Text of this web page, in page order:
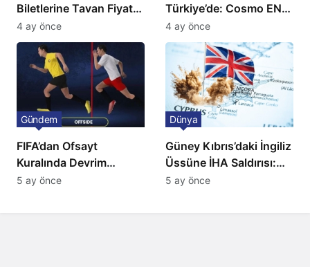
Biletlerine Tavan Fiyat:
Ulaşımda Yeni
Düzenleme
4 ay önce
Türkiye’de: Cosmo EN
ve BBC Player yayında
4 ay önce
FIFA’dan Ofsayt
Kuralında Devrim
Niteliğinde Onay
Gündem
5 ay önce
Güney Kıbrıs’daki İngiliz
Üssüne İHA Saldırısı:
Patlama, Sirenler ve
Dünya
5 ay önce